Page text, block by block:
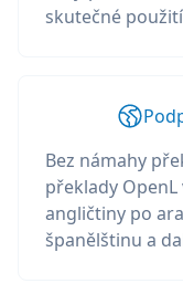
skutečné
Bez námahy
překlady OpenL
angličtiny po
španělštinu a